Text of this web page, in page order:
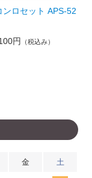
ンロセット APS-52
円
（税込み）
金 土